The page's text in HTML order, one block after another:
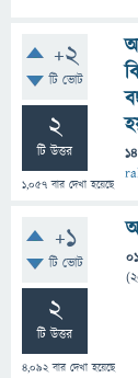
+2
টি ভোট
2
টি উত্তর
1,057 বার দেখা হয়েছে
+1
টি ভোট
2
টি উত্তর
4,092বার দেখা হয়েছে
(